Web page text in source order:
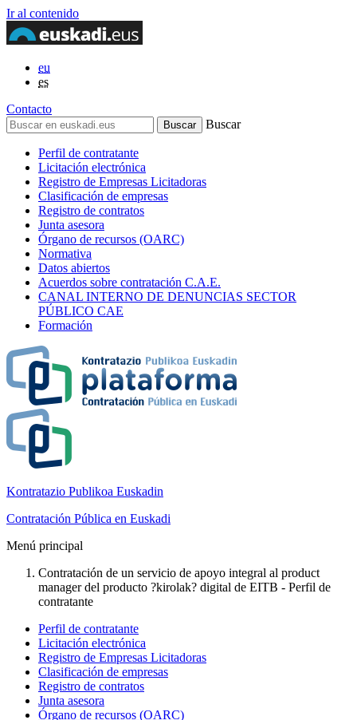
Ir al contenido
eu
es
Contacto
Buscar
Perfil de contratante
Licitación electrónica
Registro de Empresas Licitadoras
Clasificación de empresas
Registro de contratos
Junta asesora
Órgano de recursos (OARC)
Normativa
Datos abiertos
Acuerdos sobre contratación C.A.E.
CANAL INTERNO DE DENUNCIAS SECTOR
PÚBLICO CAE
Formación
Kontratazio Publikoa Euskadin
Contratación Pública en Euskadi
Menú principal
Contratación de un servicio de apoyo integral al product
manager del producto ?kirolak? digital de EITB - Perfil de
contratante
Perfil de contratante
Licitación electrónica
Registro de Empresas Licitadoras
Clasificación de empresas
Registro de contratos
Junta asesora
Órgano de recursos (OARC)